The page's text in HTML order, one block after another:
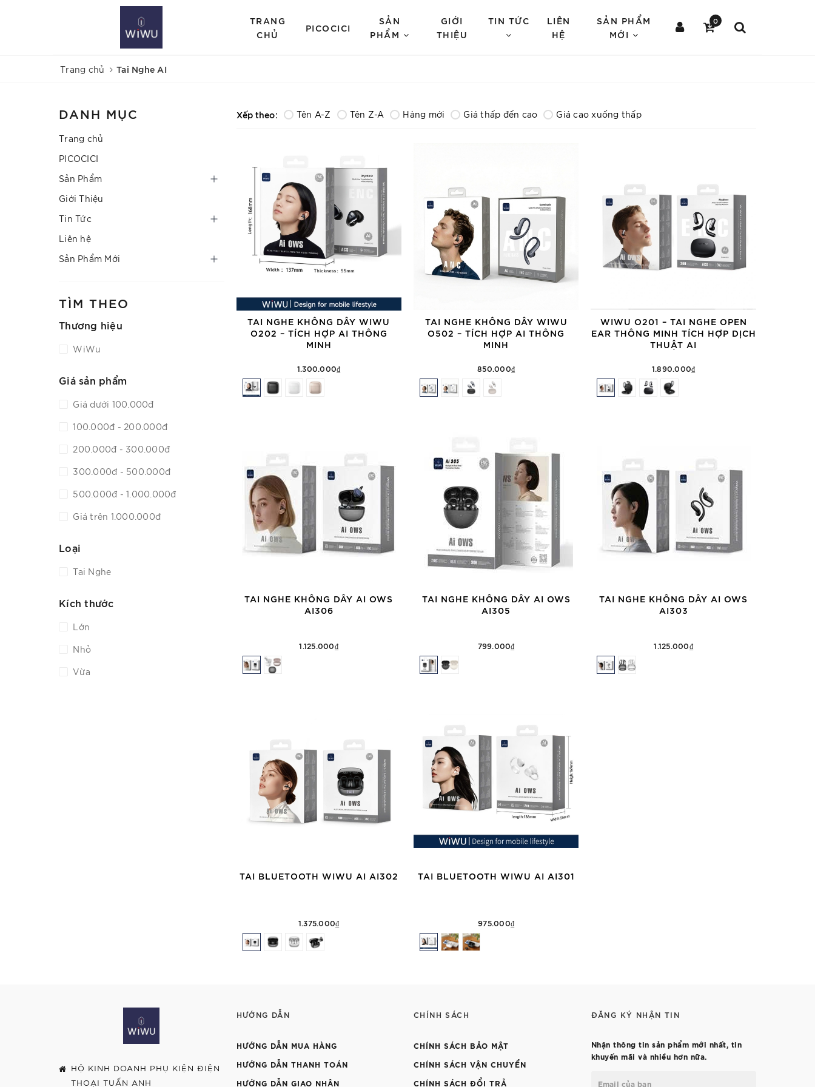
TRANG
CHỦ
PICOCICI
SẢN
PHẨM
GIỚI
THIỆU
TIN TỨC
LIÊN
HỆ
SẢN PHẨM
MỚI
0
Trang chủ Tai Nghe AI
Xếp theo: Tên A-Z Tên Z-A Hàng mới Giá thấp đến cao Giá cao xuống thấp
TAI NGHE KHÔNG DÂY WIWU
O202 – TÍCH HỢP AI THÔNG
MINH
1.300.000₫
TAI NGHE KHÔNG DÂY WIWU
O502 – TÍCH HỢP AI THÔNG
MINH
850.000₫
WIWU O201 – TAI NGHE OPEN
EAR THÔNG MINH TÍCH HỢP DỊCH
THUẬT AI
1.890.000₫
TAI NGHE KHÔNG DÂY AI OWS
AI306
1.125.000₫
TAI NGHE KHÔNG DÂY AI OWS
AI305
799.000₫
TAI NGHE KHÔNG DÂY AI OWS
AI303
1.125.000₫
TAI BLUETOOTH WIWU AI AI302
1.375.000₫
TAI BLUETOOTH WIWU AI AI301
975.000₫
DANH MỤC
Trang chủ
PICOCICI
Sản Phẩm
Giới Thiệu
Tin Tức
Liên hệ
Sản Phẩm Mới
TÌM THEO
Thương hiệu
WiWu
Giá sản phẩm
Giá dưới 100.000đ
100.000đ - 200.000đ
200.000đ - 300.000đ
300.000đ - 500.000đ
500.000đ - 1.000.000đ
Giá trên 1.000.000đ
Loại
Tai Nghe
Kích thước
Lớn
Nhỏ
Vừa
HỘ KINH DOANH PHỤ KIỆN ĐIỆN
THOẠI TUẤN ANH
HƯỚNG DẪN
HƯỚNG DẪN MUA HÀNG
HƯỚNG DẪN THANH TOÁN
HƯỚNG DẪN GIAO NHẬN
CHÍNH SÁCH
CHÍNH SÁCH BẢO MẬT
CHÍNH SÁCH VẬN CHUYỂN
CHÍNH SÁCH ĐỔI TRẢ
ĐĂNG KÝ NHẬN TIN
Nhận thông tin sản phẩm mới nhất, tin
khuyến mãi và nhiều hơn nữa.